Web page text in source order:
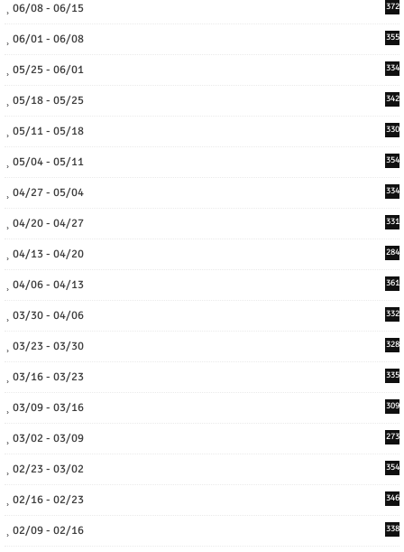
06/08 - 06/15 372
06/01 - 06/08 355
05/25 - 06/01 334
05/18 - 05/25 342
05/11 - 05/18 330
05/04 - 05/11 354
04/27 - 05/04 334
04/20 - 04/27 331
04/13 - 04/20 284
04/06 - 04/13 361
03/30 - 04/06 332
03/23 - 03/30 328
03/16 - 03/23 335
03/09 - 03/16 309
03/02 - 03/09 273
02/23 - 03/02 354
02/16 - 02/23 346
02/09 - 02/16 338